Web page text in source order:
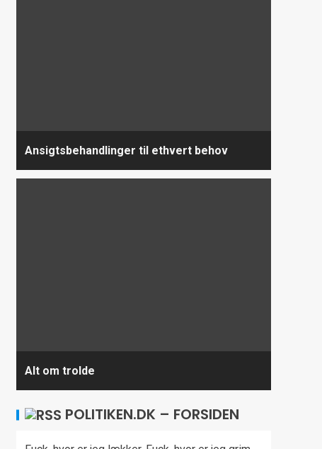
Ansigtsbehandlinger til ethvert behov
Alt om trolde
POLITIKEN.DK – FORSIDEN